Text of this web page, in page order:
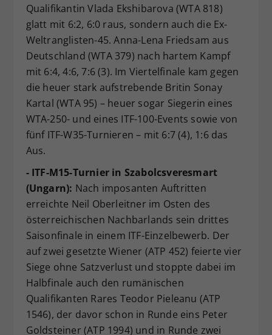
Qualifikantin Vlada Ekshibarova (WTA 818)
glatt mit 6:2, 6:0 raus, sondern auch die Ex-
Weltranglisten-45. Anna-Lena Friedsam aus
Deutschland (WTA 379) nach hartem Kampf
mit 6:4, 4:6, 7:6 (3). Im Viertelfinale kam gegen
die heuer stark aufstrebende Britin Sonay
Kartal (WTA 95) – heuer sogar Siegerin eines
WTA-250- und eines ITF-100-Events sowie von
fünf ITF-W35-Turnieren – mit 6:7 (4), 1:6 das
Aus.
- ITF-M15-Turnier in Szabolcsveresmart
(Ungarn): Nach imposanten Auftritten
erreichte Neil Oberleitner im Osten des
österreichischen Nachbarlands sein drittes
Saisonfinale in einem ITF-Einzelbewerb. Der
auf zwei gesetzte Wiener (ATP 452) feierte vier
Siege ohne Satzverlust und stoppte dabei im
Halbfinale auch den rumänischen
Qualifikanten Rares Teodor Pieleanu (ATP
1546), der davor schon in Runde eins Peter
Goldsteiner (ATP 1994) und in Runde zwei